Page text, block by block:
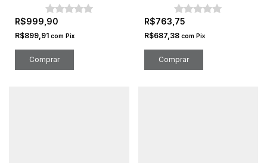
R$999,90
R$899,91 com Pix
R$763,75
R$687,38 com Pix